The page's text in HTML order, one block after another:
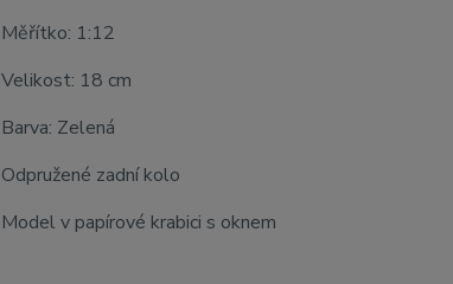
Měřítko: 1:12
Velikost: 18 cm
Barva: Zelená
Odpružené zadní kolo
Model v papírové krabici s oknem